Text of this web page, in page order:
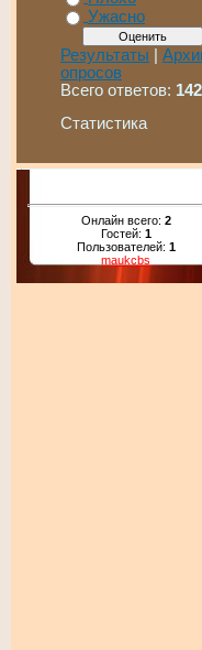
Ужасно
Результаты |
опросов
Всего ответов: 142
Статистика
Онлайн всего: 2
Гостей: 1
Пользователей: 1
maukcbs